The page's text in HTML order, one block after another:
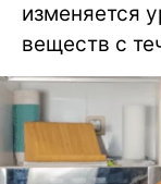
изменяется
веществ с